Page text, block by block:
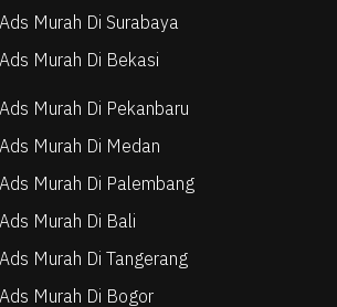
Murah Di Surabaya
Murah Di Bekasi
Murah Di Pekanbaru
Murah Di Medan
Murah Di Palembang
Murah Di Bali
Murah Di Tangerang
Murah Di Bogor